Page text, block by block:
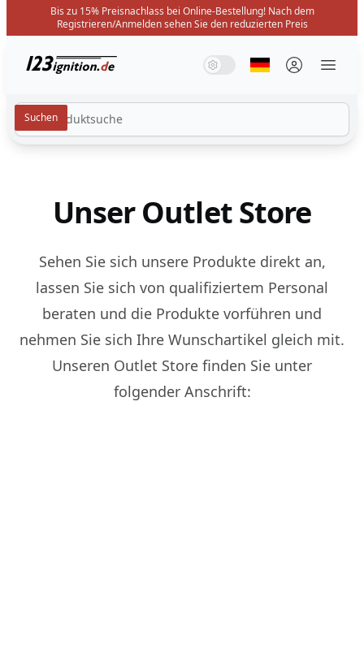
Bis zu 15% Preisnachlass bei Online-Bestellung! Nach dem
Registrieren/Anmelden sehen Sie den reduzierten Preis
123ignition.de Systemmodus
Lichtmodus
Dunkelmodus
Sprache
Unser Outlet Store
Sehen Sie sich unsere Produkte direkt an,
lassen Sie sich von qualifiziertem Personal
beraten und die Produkte vorführen und
nehmen Sie sich Ihre Wunschartikel gleich mit.
Unseren Outlet Store finden Sie unter
folgender Anschrift: